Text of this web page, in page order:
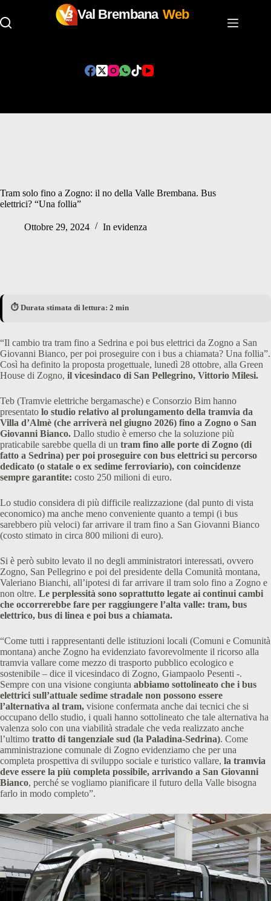
Val Brembana Web
Tram solo fino a Zogno: il no della Valle Brembana. Bus
elettrici? “Una follia”
Ottobre 29, 2024 In evidenza
⏱️ Durata stimata di lettura: 2 min
“Il cambio tra tram fino a Sedrina e poi bus elettrici da Zogno a San
Giovanni Bianco, per poi proseguire con i bus a chiamata? Una follia”.
Così ha definito la proposta progettuale, lunedì 28 ottobre, alla Green
House di Zogno, il vicesindaco di San Pellegrino, Vittorio Milesi.
Teb (Tramvie elettriche bergamasche) e Consorzio Bim hanno
presentato lo studio relativo al prolungamento della tramvia da
Villa d’Almè (che arriverà nel giugno 2026) fino a Zogno o San
Giovanni Bianco. Dallo studio è emerso che la soluzione più
praticabile sarebbe quella di un tram fino alle porte di Zogno (di
fatto a Sedrina) per poi proseguire con bus elettrici su percorso
dedicato (o statale o ex sedime ferroviario), con coincidenze
sempre garantite: costo 250 milioni di euro.
Lo studio considera di più difficile realizzazione (dal punto di vista
economico) ma anche meno conveniente quanto a tempi (i bus
sarebbero più veloci) far arrivare il tram fino a San Giovanni Bianco
(costo stimato in circa 800 milioni di euro).
Si è però subito levato il no degli amministratori interessati, ovvero
Zogno, San Pellegrino e poi del presidente della Comunità montana,
Valeriano Bianchi, all’ipotesi di far arrivare il tram solo fino a Zogno e
non oltre. Le perplessità sono soprattutto legate ai continui cambi
che occorrerebbe fare per raggiungere l’alta valle: tram, bus
elettrico, bus di linea e poi bus a chiamata.
“Come tutti i rappresentanti delle istituzioni locali (Comuni e Comunità
montana) anche Zogno ha evidenziato favorevolmente il ricorso alla
tramvia vallare come mezzo di trasporto pubblico ecologico e
sostenibile – dice il vicesindaco di Zogno, Giampaolo Pesenti -.
Sempre con una visione congiunta abbiamo sottolineato che i bus
elettrici sull’attuale sedime stradale non possono essere
l’alternativa al tram, visione confermata anche dai tecnici che si
occupano dello studio, i quali hanno sottolineato che tale alternativa ha
valenza solo con una viabilità stradale che veda realizzato anche
l’ultimo tratto di tangenziale sud (la Paladina-Sedrina). Come
amministrazione comunale di Zogno evidenziamo che per una
completa prospettiva di sviluppo sociale e turistico vallare, la tramvia
deve essere la più completa possibile, arrivando a San Giovanni
Bianco, perché se vogliamo pianificare il futuro della Valle bisogna
farlo in modo completo”.